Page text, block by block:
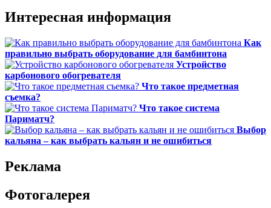
Интересная информация
Как
правильно выбрать оборудование для бамбинтона
Устройство
карбонового обогревателя
Что такое предметная
съемка?
Что такое система
Париматч?
Выбор
кальяна – как выбрать кальян и не ошибиться
Реклама
Фотогалерея